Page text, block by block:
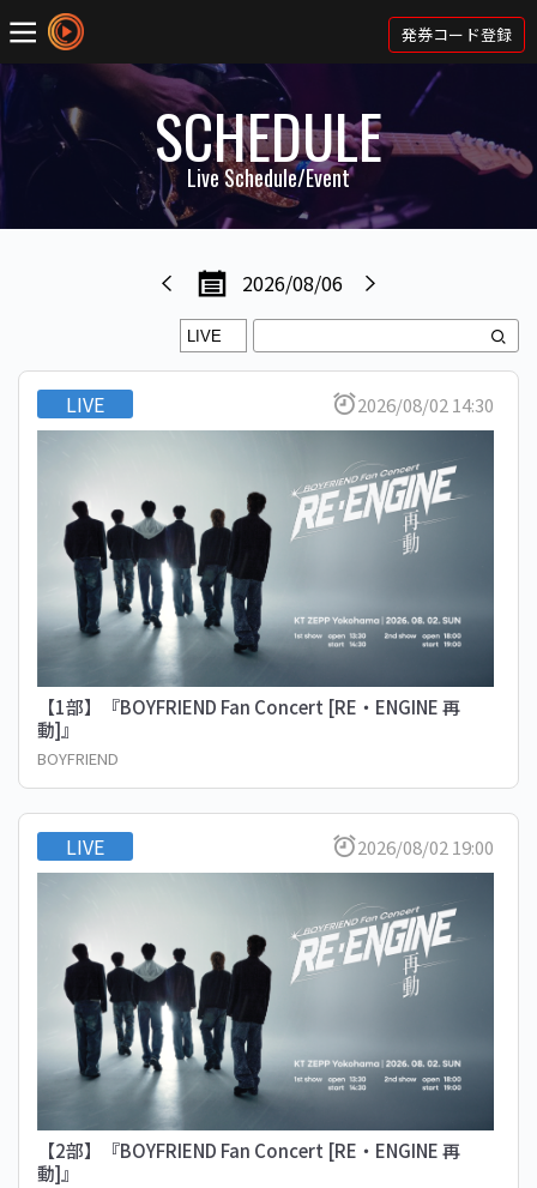
発券コード登録
SCHEDULE
Live Schedule/Event
2026/08/06
LIVE 2026/08/02 14:30
【1部】『BOYFRIEND Fan Concert [RE・ENGINE 再
動]』
BOYFRIEND
LIVE 2026/08/02 19:00
【2部】『BOYFRIEND Fan Concert [RE・ENGINE 再
動]』